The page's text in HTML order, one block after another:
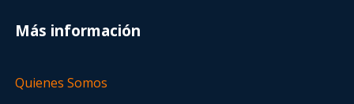
Más información
Quienes Somos